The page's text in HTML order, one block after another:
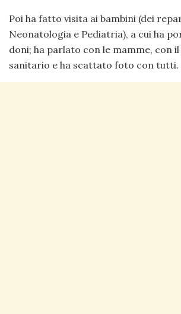
Poi ha fatto visita ai bambini (dei
Neonatologia e Pediatria), a cui ha
doni; ha parlato con le mamme, con
sanitario e ha scattato foto con tutti.